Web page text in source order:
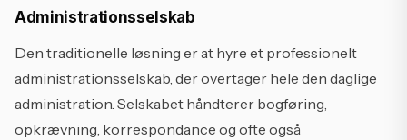
Administrationsselskab
Den traditionelle løsning er at hyre et professionelt
administrationsselskab, der overtager hele den daglige
administration. Selskabet håndterer bogføring,
opkrævning, korrespondance og ofte også